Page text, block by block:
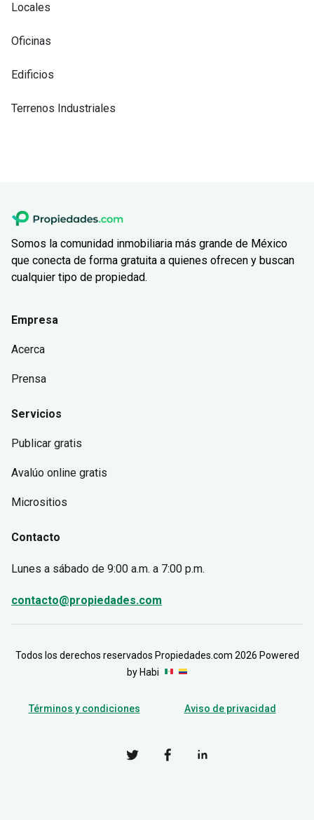
Locales
Oficinas
Edificios
Terrenos Industriales
Somos la comunidad inmobiliaria más grande de México
que conecta de forma gratuita a quienes ofrecen y buscan
cualquier tipo de propiedad.
Empresa
Acerca
Prensa
Servicios
Publicar gratis
Avalúo online gratis
Micrositios
Contacto
Lunes a sábado de 9:00 a.m. a 7:00 p.m.
contacto@propiedades.com
Todos los derechos reservados Propiedades.com 2026 Powered
by Habi
Términos y condiciones Aviso de privacidad